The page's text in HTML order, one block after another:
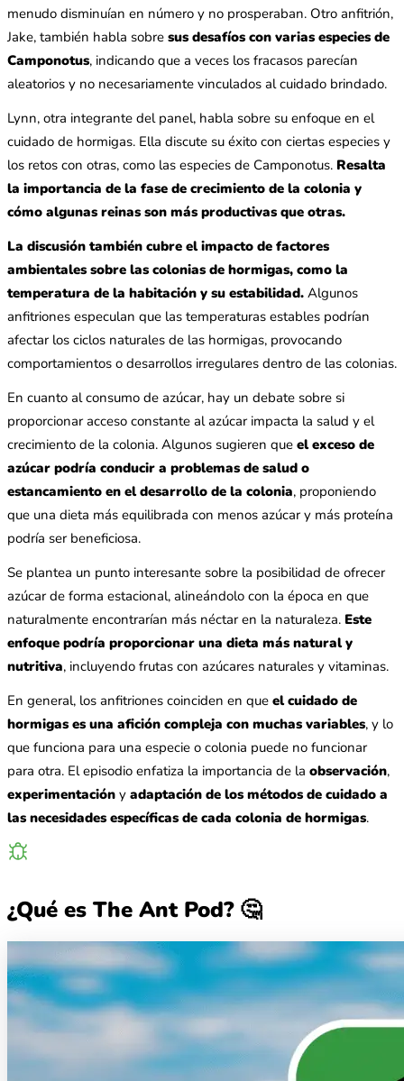
menudo disminuían en número y no prosperaban. Otro anfitrión,
Jake, también habla sobre sus desafíos con varias especies de
Camponotus, indicando que a veces los fracasos parecían
aleatorios y no necesariamente vinculados al cuidado brindado.
Lynn, otra integrante del panel, habla sobre su enfoque en el
cuidado de hormigas. Ella discute su éxito con ciertas especies y
los retos con otras, como las especies de Camponotus. Resalta
la importancia de la fase de crecimiento de la colonia y
cómo algunas reinas son más productivas que otras.
La discusión también cubre el impacto de factores
ambientales sobre las colonias de hormigas, como la
temperatura de la habitación y su estabilidad. Algunos
anfitriones especulan que las temperaturas estables podrían
afectar los ciclos naturales de las hormigas, provocando
comportamientos o desarrollos irregulares dentro de las colonias.
En cuanto al consumo de azúcar, hay un debate sobre si
proporcionar acceso constante al azúcar impacta la salud y el
crecimiento de la colonia. Algunos sugieren que el exceso de
azúcar podría conducir a problemas de salud o
estancamiento en el desarrollo de la colonia, proponiendo
que una dieta más equilibrada con menos azúcar y más proteína
podría ser beneficiosa.
Se plantea un punto interesante sobre la posibilidad de ofrecer
azúcar de forma estacional, alineándolo con la época en que
naturalmente encontrarían más néctar en la naturaleza. Este
enfoque podría proporcionar una dieta más natural y
nutritiva, incluyendo frutas con azúcares naturales y vitaminas.
En general, los anfitriones coinciden en que el cuidado de
hormigas es una afición compleja con muchas variables, y lo
que funciona para una especie o colonia puede no funcionar
para otra. El episodio enfatiza la importancia de la observación,
experimentación y adaptación de los métodos de cuidado a
las necesidades específicas de cada colonia de hormigas.
¿Qué es The Ant Pod? 🤔